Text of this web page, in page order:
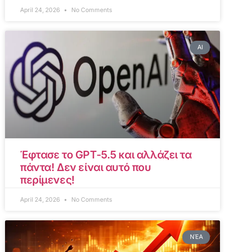
April 24, 2026 No Comments
AI
Έφτασε το GPT-5.5 και αλλάζει τα
πάντα! Δεν είναι αυτό που
περίμενες!
April 24, 2026 No Comments
ΝΈΑ